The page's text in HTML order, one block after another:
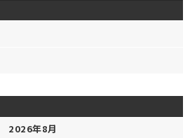
2026年8月